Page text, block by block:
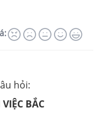
hỏi:
BẮC